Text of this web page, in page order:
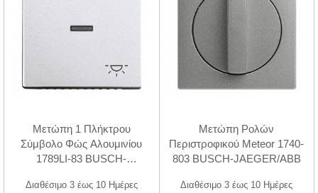
Μετώπη 1 Πλήκτρου
Σύμβολο Φώς Αλουμινίου
1789LI-83 BUSCH-
Διαθέσιμο 3 έως 10 Ημέρες
Μετώπη Ρολών
Περιστροφικού Meteor 1740-
803 BUSCH-JAEGER/ABB
Διαθέσιμο 3 έως 10 Ημέρες